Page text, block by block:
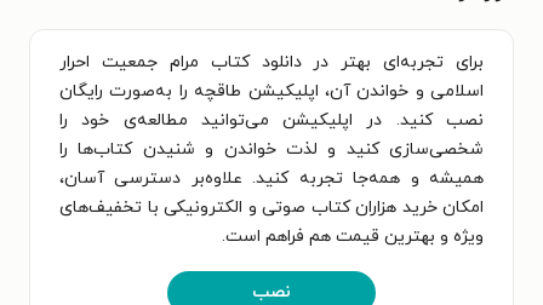
برای تجربه‌ای بهتر در دانلود کتاب مرام جمعیت احرار
اسلامی و خواندن آن، اپلیکیشن طاقچه را به‌صورت رایگان
نصب کنید. در اپلیکیشن می‌توانید مطالعه‌ی خود را
شخصی‌سازی کنید و لذت خواندن و شنیدن کتاب‌ها را
همیشه و همه‌جا تجربه کنید. علاوه‌بر دسترسی آسان،
امکان خرید هزاران کتاب صوتی و الکترونیکی با تخفیف‌های
ویژه و بهترین قیمت هم فراهم است.
نصب